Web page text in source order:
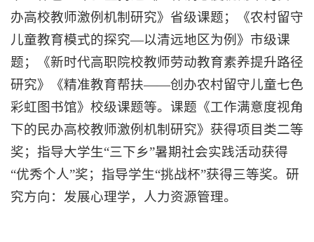
办高校教师激例机制研究》省级课题；《农村留守
儿童教育模式的探究—以清远地区为例》市级课
题；《新时代高职院校教师劳动教育素养提升路径
研究》《精准教育帮扶——创办农村留守儿童七色
彩虹图书馆》校级课题等。课题《工作满意度视角
下的民办高校教师激例机制研究》获得项目类二等
奖；指导大学生“三下乡”暑期社会实践活动获得
“优秀个人”奖；指导学生“挑战杯”获得三等奖。研
究方向：发展心理学，人力资源管理。